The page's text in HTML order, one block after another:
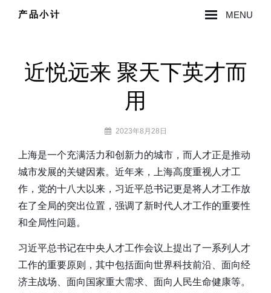
产品小计 MENU
近悦远来 聚天下英才而
用
By 2023年8月28日
上海是一个充满活力和创新力的城市，而人才正是推动
城市发展的关键因素。近年来，上海高度重视人才工
作，党的十八大以来，习近平总书记更是将人才工作放
在了全局的突出位置，强调了新时代人才工作的重要性
和全局性问题。
习近平总书记在中央人才工作会议上提出了一系列人才
工作的重要原则，其中包括面向世界科技前沿、面向经
济主战场、面向国家重大需求、面向人民生命健康等。